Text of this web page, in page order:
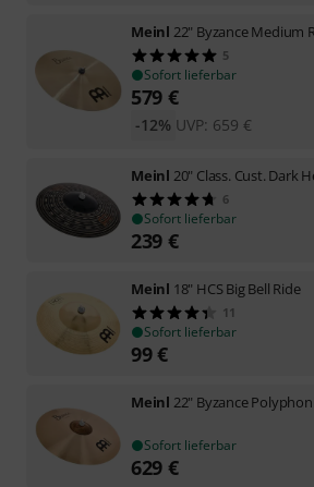
Meinl 22" Byzance Medium
5
Sofort lieferbar
579 €
UVP: 659 €
-12%
Meinl 20" Class. Cust. Dark
6
Sofort lieferbar
239 €
Meinl 18" HCS Big Bell Ride
11
Sofort lieferbar
99€
Meinl 22" Byzance
Sofort lieferbar
629 €